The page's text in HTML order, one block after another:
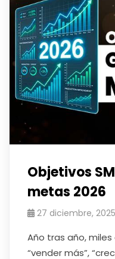
Objetivos
metas 2026
27 diciembre, 2025
Año tras año,
“vender más”,